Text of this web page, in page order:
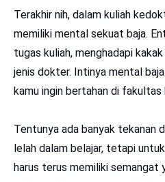
Terakhir nih, dalam kuliah
memiliki mental sekuat baja.
tugas kuliah, menghadapi
jenis dokter. Intinya mental
kamu ingin bertahan di
Tentunya ada banyak tekanan
lelah dalam belajar, tetapi
harus terus memiliki semangat